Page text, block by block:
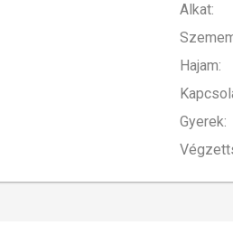
Alkat:
Hajam:
Gyerek: